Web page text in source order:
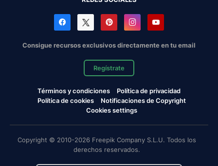
Consigue recursos exclusivos directamente en tu email
Regístrate
Términos y condiciones
Política de privacidad
Política de cookies
Notificaciones de Copyright
Cookies settings
Copyright © 2010-2026 Freepik Company S.L.U. Todos los
derechos reservados.